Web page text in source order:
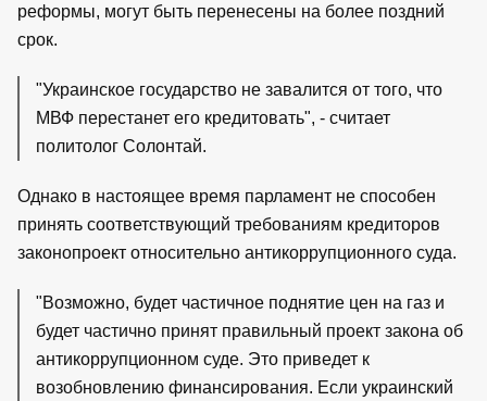
реформы, могут быть перенесены на более поздний
срок.
"Украинское государство не завалится от того, что
МВФ перестанет его кредитовать", - считает
политолог Солонтай.
Однако в настоящее время парламент не способен
принять соответствующий требованиям кредиторов
законопроект относительно антикоррупционного суда.
"Возможно, будет частичное поднятие цен на газ и
будет частично принят правильный проект закона об
антикоррупционном суде. Это приведет к
возобновлению финансирования. Если украинский